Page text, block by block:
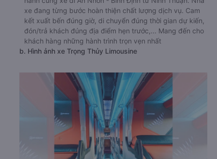
chắc hẳn sẽ biết đến hãng xe Trọng Thủy Limousine.
Chất lượng xe tốt, đội ngũ nhân viên nhiệt tình, thân thiện
là những điều bạn sẽ được trải nghiệm khi chọn đồng
hành cùng xe đi An Nhơn - Bình Định từ Ninh Thuận. Nhà
xe đang từng bước hoàn thiện chất lượng dịch vụ. Cam
kết xuất bến đúng giờ, di chuyển đúng thời gian dự kiến,
khách hàng những hành trình trọn vẹn nhất
b. Hình ảnh xe Trọng Thủy Limousine